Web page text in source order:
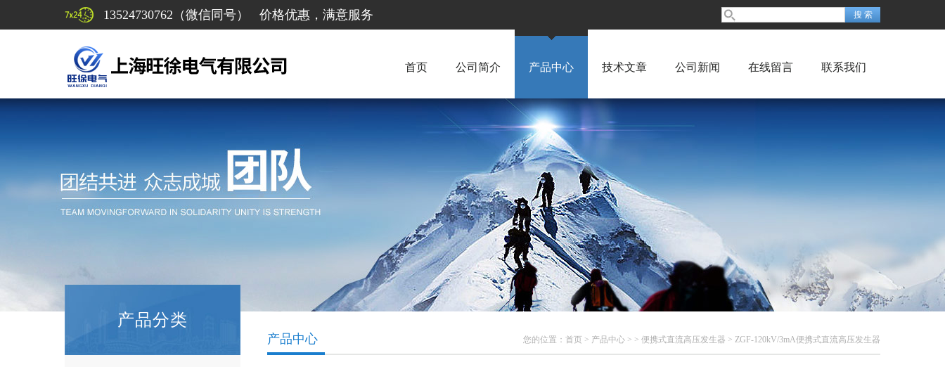
13524730762（微信同号） 价格优惠，满意服务
首页 公司简介 产品中心 技术文章 公司新闻 在线留言 联系我们
产品分类
您的位置： 首页 > 产品中心 > > 便携式直流高压发生器 > ZGF-120kV/3mA便携式直流高压发生器
产品中心